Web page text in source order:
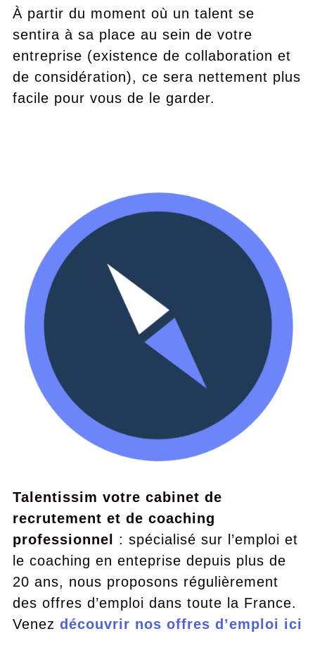
À partir du moment où un talent se
sentira à sa place au sein de votre
entreprise (existence de collaboration et
de considération), ce sera nettement plus
facile pour vous de le garder.
Talentissim votre cabinet de
recrutement et de coaching
professionnel
: spécialisé sur l’emploi et
le coaching en enteprise depuis plus de
20 ans, nous proposons régulièrement
des offres d’emploi dans toute la France.
Venez découvrir nos offres d’emploi ici